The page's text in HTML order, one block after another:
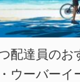
配達員のお
・ウーバー